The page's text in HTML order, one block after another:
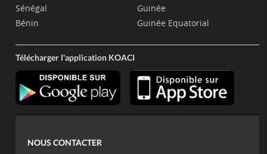
Sénégal
Bénin
Guinée
Guinée Equatorial
Télécharger l'application KOACI
NOUS CONTACTER